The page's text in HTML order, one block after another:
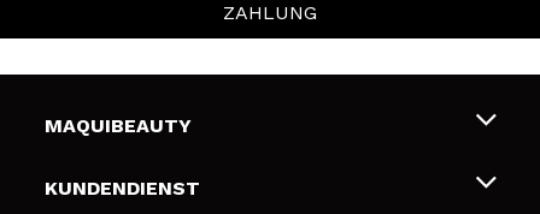
ZAHLUNG
MAQUIBEAUTY
Über uns
KUNDENDIENST